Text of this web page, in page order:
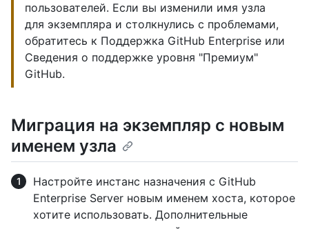
пользователей. Если вы изменили имя узла
для экземпляра и столкнулись с проблемами,
обратитесь к Поддержка GitHub Enterprise или
Сведения о поддержке уровня "Премиум"
GitHub.
Миграция на экземпляр с новым
именем узла
Настройте инстанс назначения с GitHub
Enterprise Server новым именем хоста, которое
хотите использовать. Дополнительные